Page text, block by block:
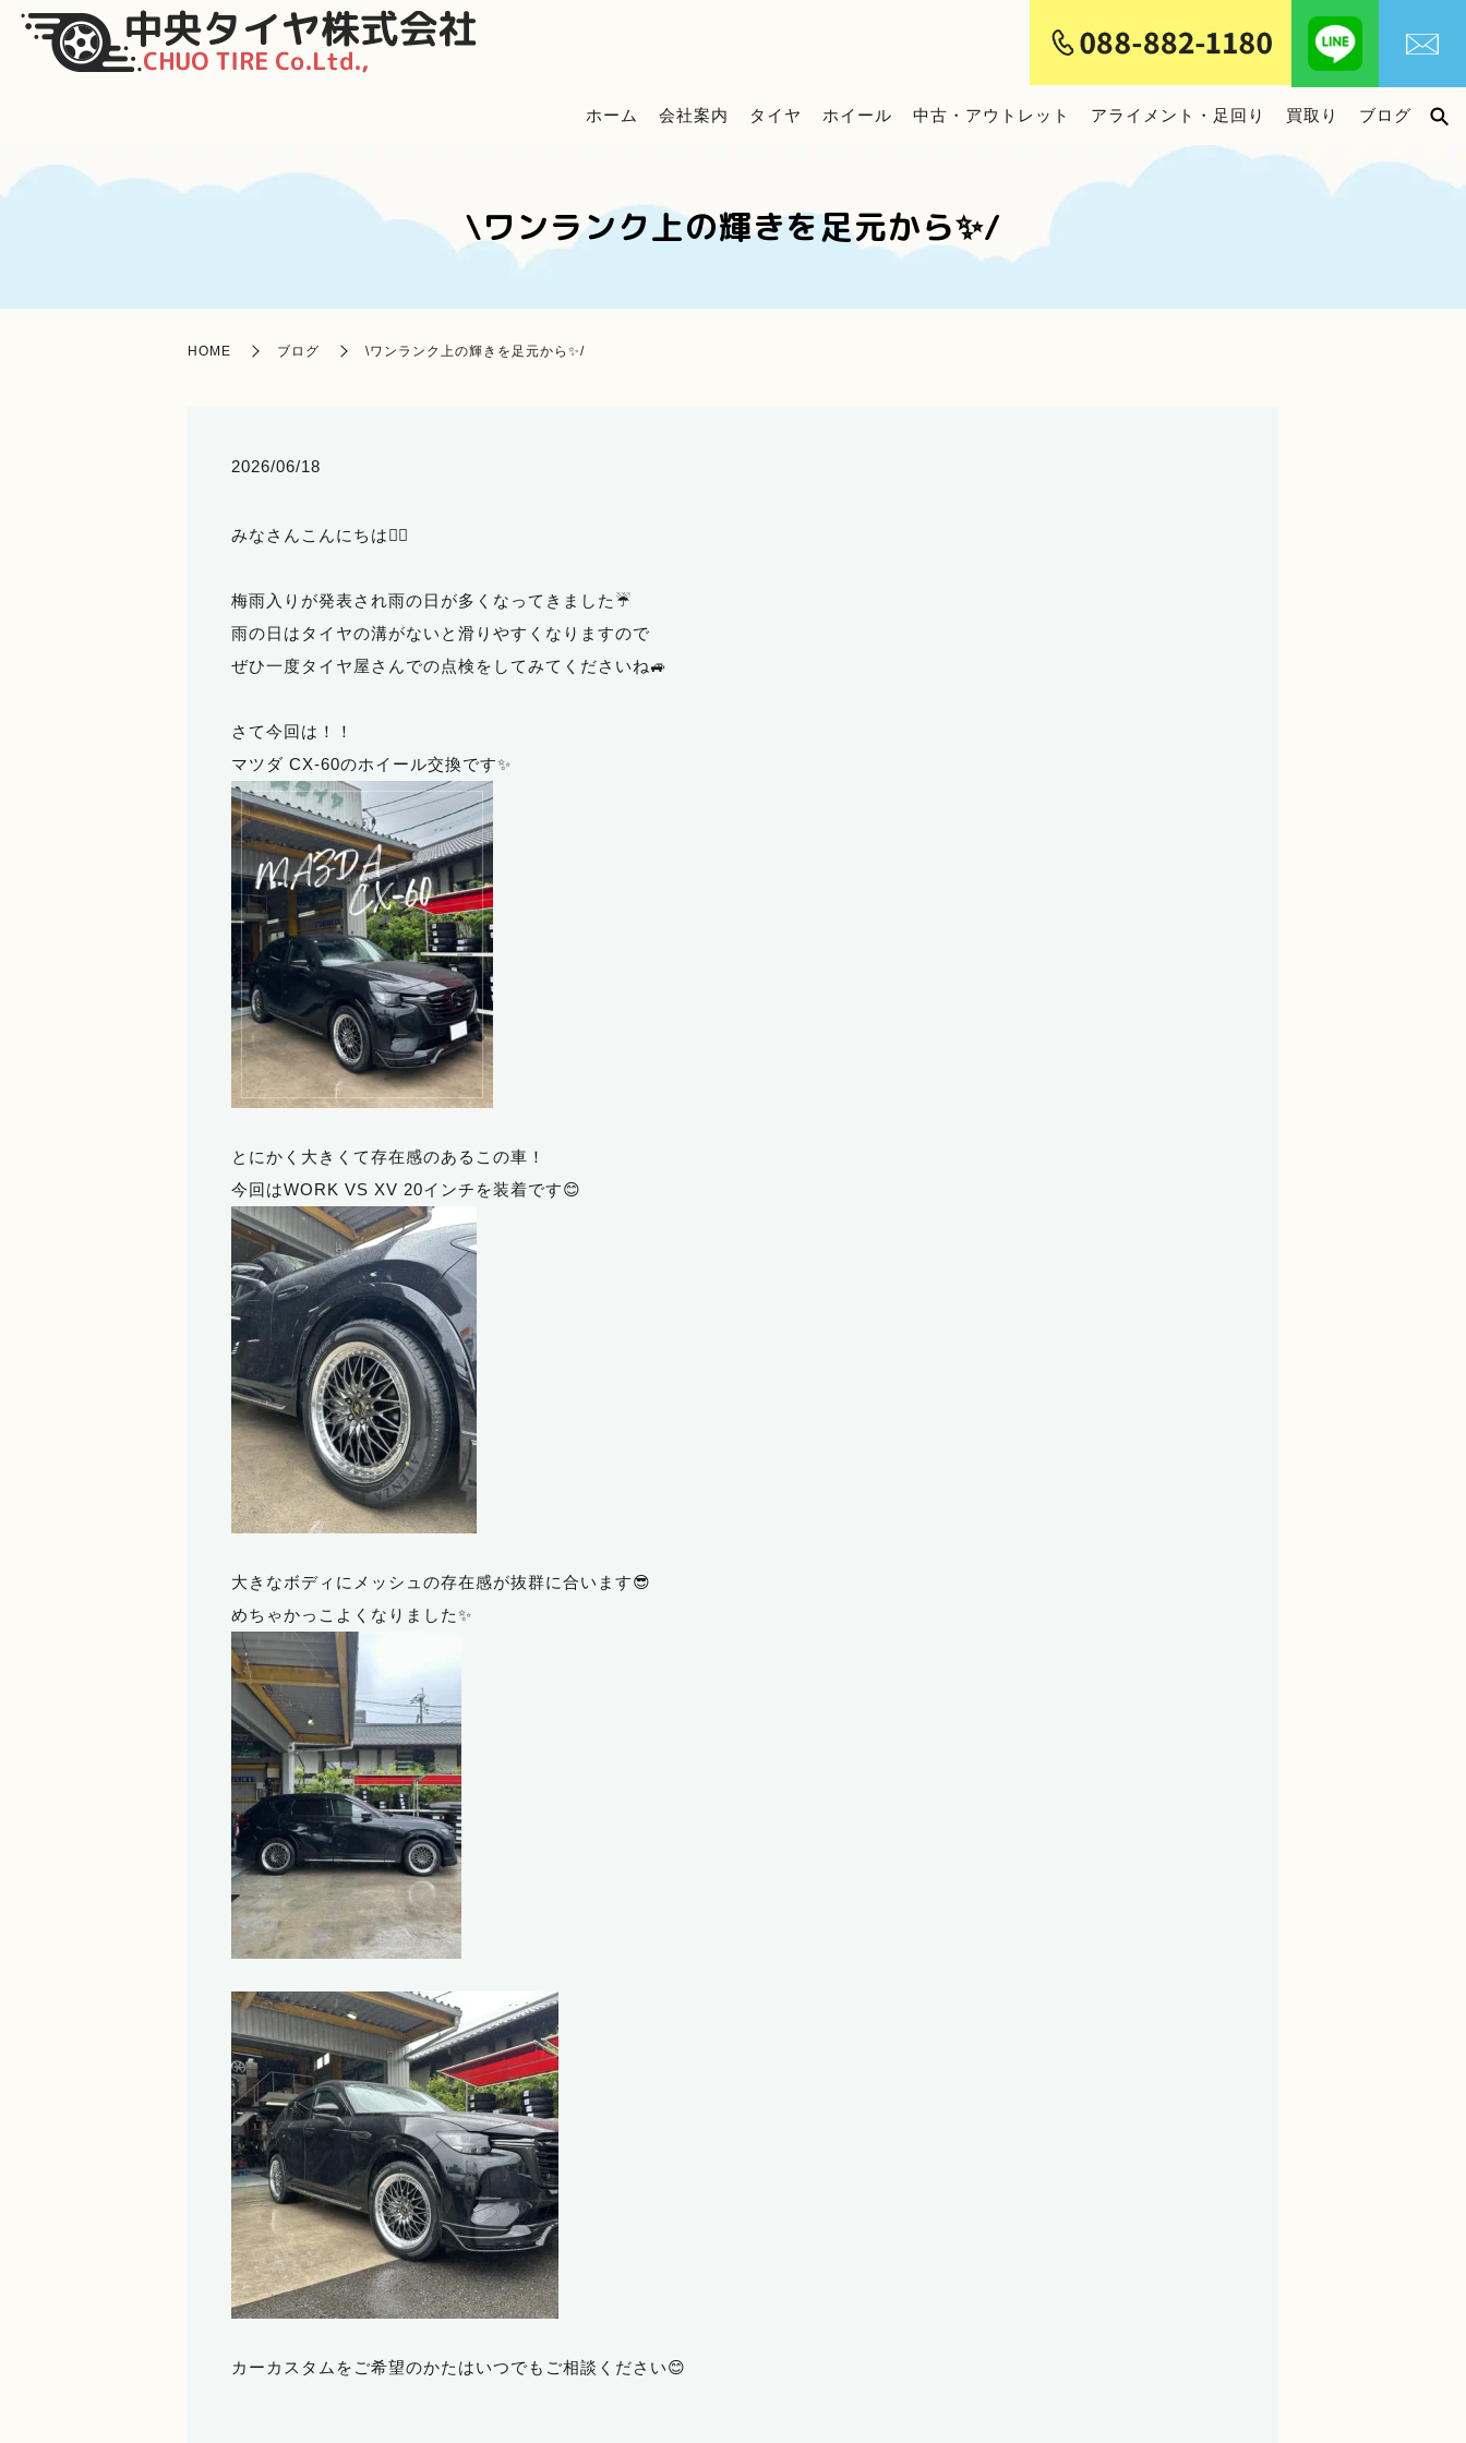
ホーム 会社案内 タイヤ ホイール 中古・アウトレット アライメント・足回り 買取り ブログ
\ワンランク上の輝きを足元から✨/
HOME ブログ \ワンランク上の輝きを足元から✨/
2026/06/18
みなさんこんにちは🙋‍♀️
梅雨入りが発表され雨の日が多くなってきました☔
雨の日はタイヤの溝がないと滑りやすくなりますので
ぜひ一度タイヤ屋さんでの点検をしてみてくださいね🚙
さて今回は！！
マツダ CX-60のホイール交換です✨
とにかく大きくて存在感のあるこの車！
今回はWORK VS XV 20インチを装着です😊
大きなボディにメッシュの存在感が抜群に合います😎
めちゃかっこよくなりました✨
カーカスタムをご希望のかたはいつでもご相談ください😊